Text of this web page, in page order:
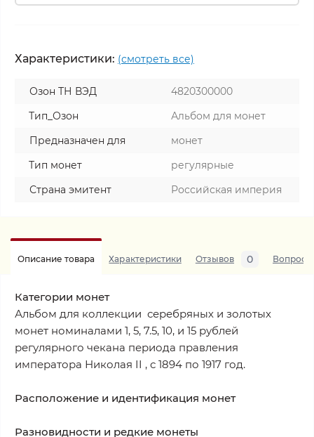
Характеристики: (смотреть все)
Озон ТН ВЭД
4820300000
Тип_Озон
Альбом для монет
Предназначен для
монет
Тип монет
регулярные
Страна эмитент
Российская империя
Описание товара Характеристики Отзывов 0 Вопросы
Категории монет
Альбом для коллекции серебряных и золотых
монет номиналами 1, 5, 7.5, 10, и 15 рублей
регулярного чекана периода правления
императора Николая II , с 1894 по 1917 год.
Расположение и идентификация монет
Разновидности и редкие монеты